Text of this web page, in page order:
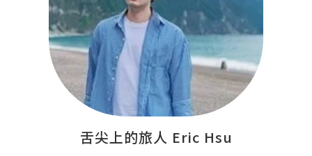
舌尖上的旅人 Eric Hsu